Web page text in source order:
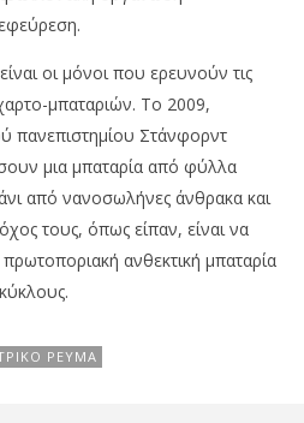
οι μόνοι που ερευνούν τις
μπαταριών. Το 2009,
πανεπιστημίου Στάνφορντ
μια μπαταρία από φύλλα
από νανοσωλήνες άνθρακα και
τους, όπως είπαν, είναι να
ανθεκτική μπαταρία
ΡΕΎΜΑ